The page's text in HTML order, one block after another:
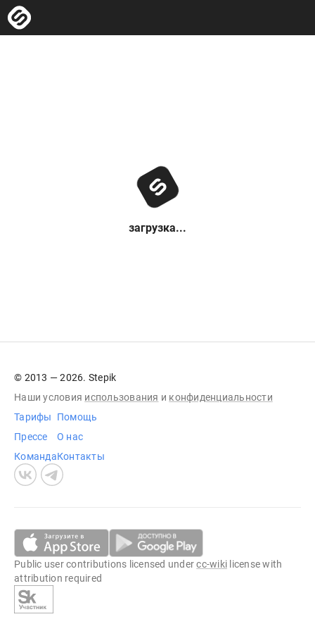
загрузка...
© 2013 — 2026. Stepik
Наши условия использования и конфиденциальности
Тарифы
Прессе
Команда
Помощь
О нас
Контакты
Public user contributions licensed undercc-wiki license with
attribution required